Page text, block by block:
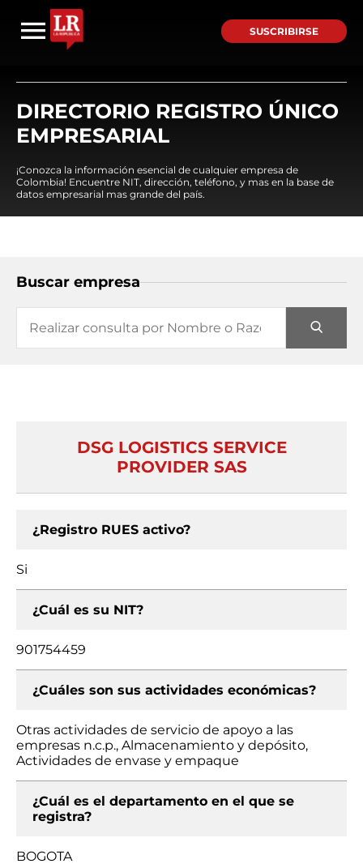
SUSCRIBIRSE
DIRECTORIO REGISTRO ÚNICO
EMPRESARIAL
¡Conozca la información esencial de cualquier empresa de
Colombia! Encuentre NIT, dirección, teléfono, y mas en la base de
datos empresarial mas grande del país.
Buscar empresa
DSG LOGISTICS SERVICE
PROVIDER SAS
¿Registro RUES activo?
Si
¿Cuál es su NIT?
901754459
¿Cuáles son sus actividades económicas?
Otras actividades de servicio de apoyo a las
empresas n.c.p., Almacenamiento y depósito,
Actividades de envase y empaque
¿Cuál es el departamento en el que se
registra?
BOGOTA